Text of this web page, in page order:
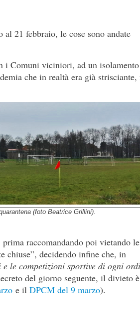
21 febbraio, le cose sono andate
i Comuni viciniori, ad un
che in realtà era già strisciante,
(foto Beatrice Grillini).
raccomandando poi vietando le
chiuse”, decidendo infine che, in
e le competizioni sportive di ogni
del giorno seguente, il divieto
e il DPCM del 9 marzo).